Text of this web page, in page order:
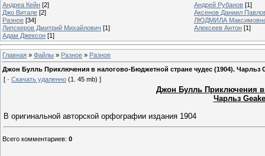
Андреа Кейн [2] Андрей Рубанов [1]
Джо Витале [2]
Аксенов Даниил
Разное [34]
ЛЮДМИЛА
Липскеров Дмитрий Михайлович [1] Алексеев Антон [1]
Адам Джексон [1]
Главная » Файлы » Разное » Разное
Джон Булль Приключения в налогово-Бюджетной стране чудес (1904). Чарльз
[ · Скачать удаленно (1. 45 mb) ]
Джон Булль Приключения в
Чарльз
В оригинальной авторской орфографии издания 1904
Всего комментариев: 0